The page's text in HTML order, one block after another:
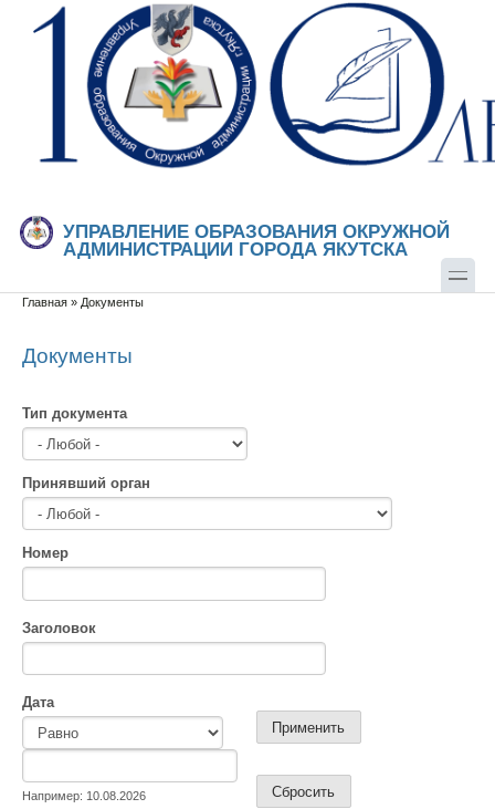
Перейти к основному содержанию
Skip to search
УПРАВЛЕНИЕ ОБРАЗОВАНИЯ ОКРУЖНОЙ
АДМИНИСТРАЦИИ ГОРОДА ЯКУТСКА
Вы здесь
Главная » Документы
Документы
Тип документа
Принявший орган
Номер
Заголовок
Дата
Например: 10.08.2026